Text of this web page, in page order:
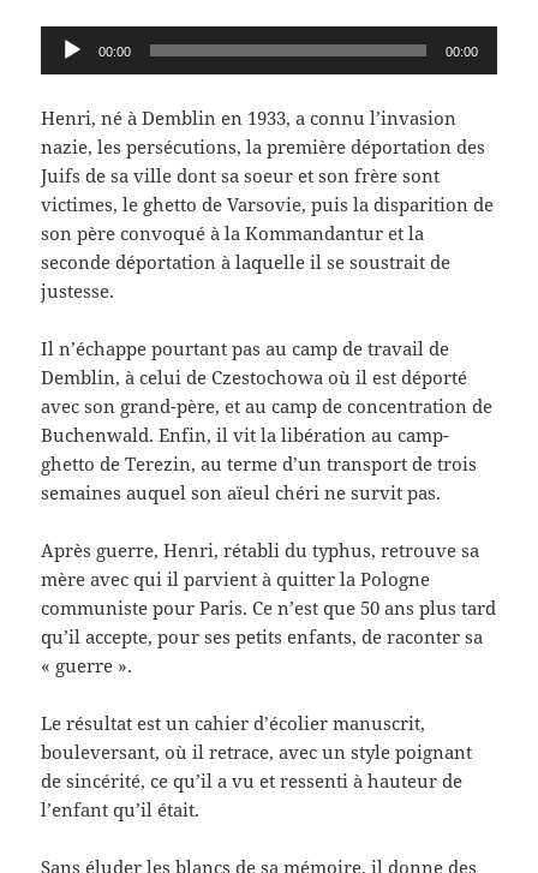
Lecteur
audio
00:00 00:00
Henri, né à Demblin en 1933, a connu l’invasion
nazie, les persécutions, la première déportation des
Juifs de sa ville dont sa soeur et son frère sont
victimes, le ghetto de Varsovie, puis la disparition de
son père convoqué à la Kommandantur et la
seconde déportation à laquelle il se soustrait de
justesse.
Il n’échappe pourtant pas au camp de travail de
Demblin, à celui de Czestochowa où il est déporté
avec son grand-père, et au camp de concentration de
Buchenwald. Enfin, il vit la libération au camp-
ghetto de Terezin, au terme d’un transport de trois
semaines auquel son aïeul chéri ne survit pas.
Après guerre, Henri, rétabli du typhus, retrouve sa
mère avec qui il parvient à quitter la Pologne
communiste pour Paris. Ce n’est que 50 ans plus tard
qu’il accepte, pour ses petits enfants, de raconter sa
« guerre ».
Le résultat est un cahier d’écolier manuscrit,
bouleversant, où il retrace, avec un style poignant
de sincérité, ce qu’il a vu et ressenti à hauteur de
l’enfant qu’il était.
Sans éluder les blancs de sa mémoire, il donne des